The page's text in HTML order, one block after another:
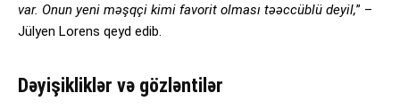
var. Onun yeni məşqçi kimi favorit olması təəccüblü deyil,” –
Jülyen Lorens qeyd edib.
Dəyişikliklər və gözləntilər